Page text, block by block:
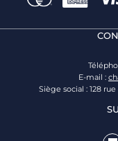
E-mail :
Siège social : 128